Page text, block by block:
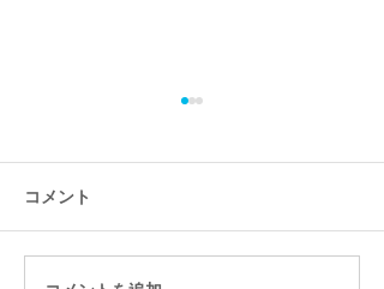
コメント